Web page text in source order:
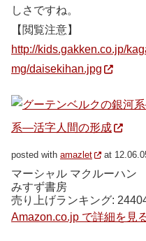
しさですね。
【閲覧注意】
http://kids.gakken.co.jp/
mg/daisekihan.jpg
系―活字人間の形成
posted with amazlet at
マーシャル マクルーハン
みすず書房
売り上げランキング:
Amazon.co.jp で詳細を見